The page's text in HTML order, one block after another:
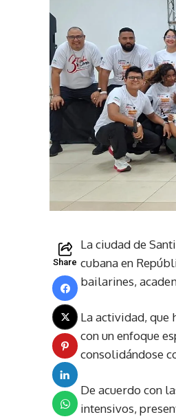
Share
La ciudad de
cubana en
bailarines,
La actividad, que
con un enfoque
consolidándose
De acuerdo con
intensivos,